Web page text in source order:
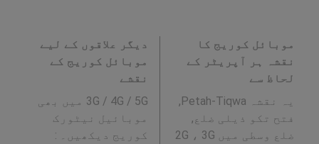
موبائل کوریج کا
نقشہ ہر آپریٹر کے
لحاظ سے
یہ نقشہ Petah-Tiqwa,
فتح تکو ذیلی ضلع,
ضلع وسطی میں 2G ، 3G
دیگر علاقوں کے لیے
موبائل کوریج کے
نقشے
3G / 4G / 5G میں بھی
موبائیل نیٹورک
کوریج دیکھیں۔ :